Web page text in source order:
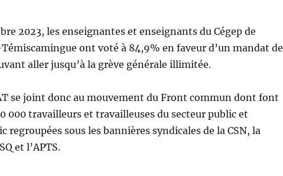
2023, les enseignantes et enseignants du Cégep de
ont voté à 84,9% en faveur d’un mandat de
aller jusqu’à la grève générale illimitée.
se joint donc au mouvement du Front commun dont font
000 travailleurs et travailleuses du secteur public et
regroupées sous les bannières syndicales de la CSN, la
et l’APTS.